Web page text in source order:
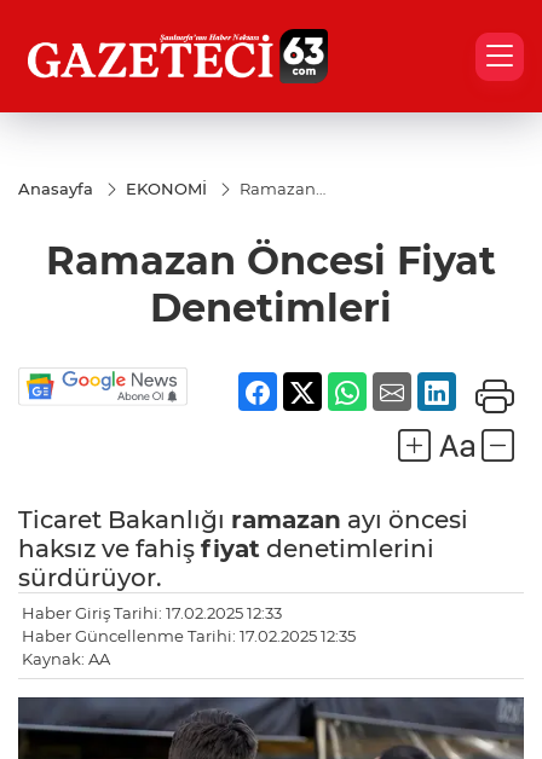
Anasayfa EKONOMİ
Ramazan
Ramazan Öncesi Fiyat
Denetimleri
Ticaret Bakanlığı ramazan ayı öncesi
haksız ve fahiş fiyat denetimlerini
sürdürüyor.
Haber Giriş Tarihi: 17.02.2025 12:33
Haber Güncellenme Tarihi: 17.02.2025 12:35
Kaynak: AA